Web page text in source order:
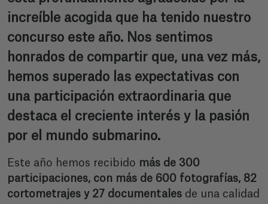
increíble acogida que ha tenido nuestro
concurso este año. Nos sentimos
honrados de compartir que, una vez más,
hemos superado las expectativas con
una participación extraordinaria que
destaca el creciente interés y la pasión
por el mundo submarino.
Este año hemos recibido más de 300
participaciones, con más de 600 fotografías, 82
cortometrajes y 27 documentales de una calidad